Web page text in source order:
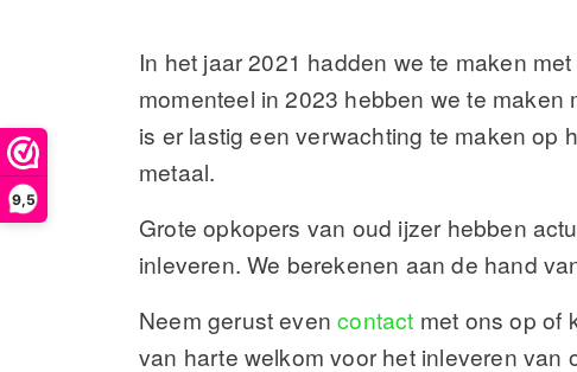
9,5
In het jaar 2021 hadden we te maken
momenteel in 2023 hebben we te
is er lastig een verwachting te maken op
metaal.
Grote opkopers van oud ijzer hebben
inleveren. We berekenen aan de hand
Neem gerust evencontact met ons op of
van harte welkom voor het inleveren van